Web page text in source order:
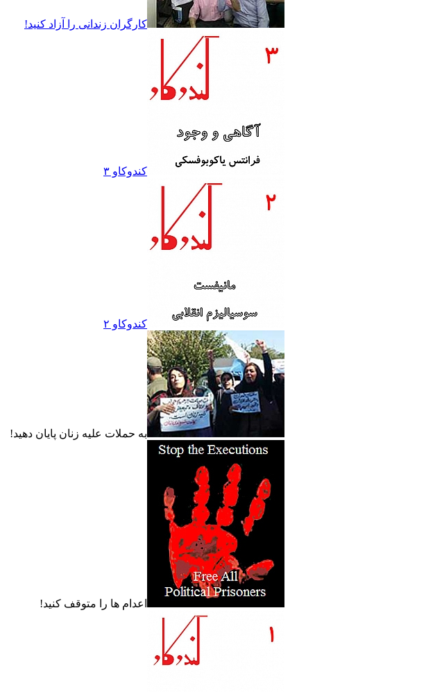
کارگران زندانى را آزاد کنيد!
کندوکاو ۳
کندوکاو ۲
به حملات عليه زنان پايان دهيد!
اعدام ها را متوقف کنيد!